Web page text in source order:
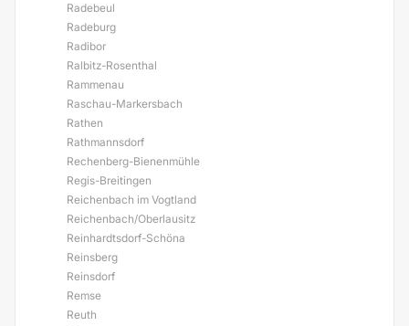
Radebeul
Radeburg
Radibor
Ralbitz-Rosenthal
Rammenau
Raschau-Markersbach
Rathen
Rathmannsdorf
Rechenberg-Bienenmühle
Regis-Breitingen
Reichenbach im Vogtland
Reichenbach/Oberlausitz
Reinhardtsdorf-Schöna
Reinsberg
Reinsdorf
Remse
Reuth